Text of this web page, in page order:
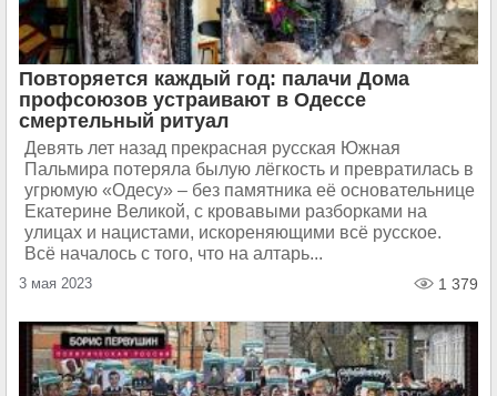
Повторяется каждый год: палачи Дома
профсоюзов устраивают в Одессе
смертельный ритуал
Девять лет назад прекрасная русская Южная
Пальмира потеряла былую лёгкость и превратилась в
угрюмую «Одесу» – без памятника её основательнице
Екатерине Великой, с кровавыми разборками на
улицах и нацистами, искореняющими всё русское.
Всё началось с того, что на алтарь...
3 мая 2023 1 379